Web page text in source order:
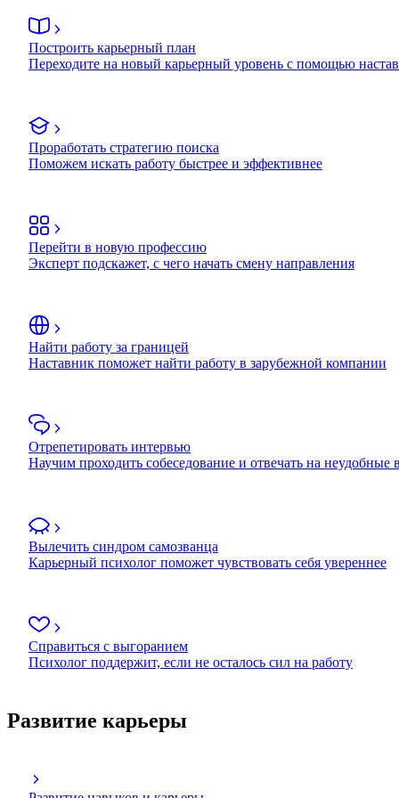
Построить карьерный план
Переходите на новый карьерный уровень с помощью
Проработать стратегию поиска
Поможем искать работу быстрее и эффективнее
Перейти в новую профессию
Эксперт подскажет, с чего начать смену направления
Найти работу за границей
Наставник поможет найти работу в зарубежной компании
Отрепетировать интервью
Научим проходить собеседование и отвечать на неудобные
Вылечить синдром самозванца
Карьерный психолог поможет чувствовать себя увереннее
Справиться с выгоранием
Психолог поддержит, если не осталось сил на работу
Развитие карьеры